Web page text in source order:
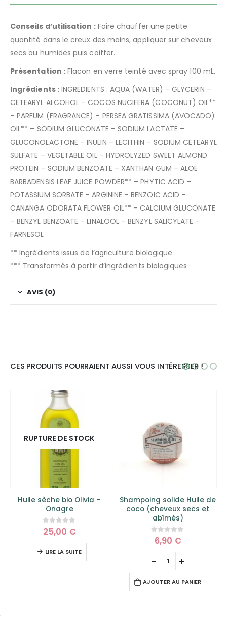
Conseils d’utilisation :Faire chauffer une petite
quantité dans le creux des mains, appliquer sur cheveux
secs ou humides puis coiffer.
Présentation :Flacon en verre teinté avec spray 100 mL.
Ingrédients :INGREDIENTS : AQUA (WATER) – GLYCERIN –
CETEARYL ALCOHOL – COCOS NUCIFERA (COCONUT) OIL**
– PARFUM (FRAGRANCE) – PERSEA GRATISSIMA (AVOCADO)
OIL** – SODIUM GLUCONATE – SODIUM LACTATE –
GLUCONOLACTONE – INULIN – LECITHIN – SODIUM CETEARYL
SULFATE – VEGETABLE OIL – HYDROLYZED SWEET ALMOND
PROTEIN – SODIUM BENZOATE – XANTHAN GUM – ALOE
BARBADENSIS LEAF JUICE POWDER** – PHYTIC ACID –
POTASSIUM SORBATE – ARGININE – BENZOIC ACID –
CANANGA ODORATA FLOWER OIL** – CALCIUM GLUCONATE
– BENZYL BENZOATE – LINALOOL – BENZYL SALICYLATE –
FARNESOL
** Ingrédients issus de l’agriculture biologique
*** Transformés à partir d’ingrédients biologiques
AVIS (0)
CES PRODUITS POURRAIENT AUSSI VOUS INTÉRESSER !
RUPTURE DE STOCK
Huile sèche bio Olivia –
Onagre
0sur 5
25,00 €
LIRE LA SUITE
Shampoing solide Huile de
coco (cheveux secs et
abîmés)
0sur 5
6,90 €
AJOUTER AU PANIER
'